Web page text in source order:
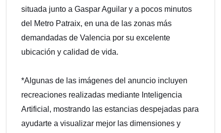
situada junto a Gaspar Aguilar y a pocos minutos
del Metro Patraix, en una de las zonas más
demandadas de Valencia por su excelente
ubicación y calidad de vida.
*Algunas de las imágenes del anuncio incluyen
recreaciones realizadas mediante Inteligencia
Artificial, mostrando las estancias despejadas para
ayudarte a visualizar mejor las dimensiones y